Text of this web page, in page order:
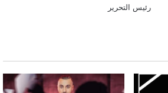
بطولة كأس إفريقيا
رئيس التحرير